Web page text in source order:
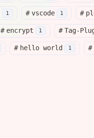
1 # vscode 1 #
# encrypt 1 # Tag-
# hello world 1 #
A.D.1883
日本陆军军人土肥原贤二